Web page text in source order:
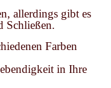
allerdings gibt es
Schließen.
Farben
in Ihre